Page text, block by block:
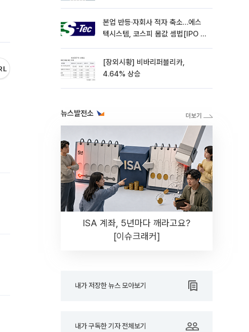
본업 반등·자회사 적자 축소…에스
텍시스템, 코스피 몸값 셈법[IPO 엑
[장외시황] 비바리퍼블리카,
4.64% 상승
뉴스발전소
ISA 계좌, 5년마다 깨라고요?
[이슈크래커]
내가 저장한 뉴스 모아보기
내가 구독한 기자 전체보기